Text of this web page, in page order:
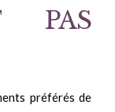
PAS
préférés de